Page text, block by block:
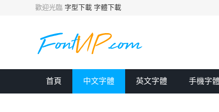
歡迎光臨 字型下載 字體下載
首頁 中文字體 英文字體 手機字